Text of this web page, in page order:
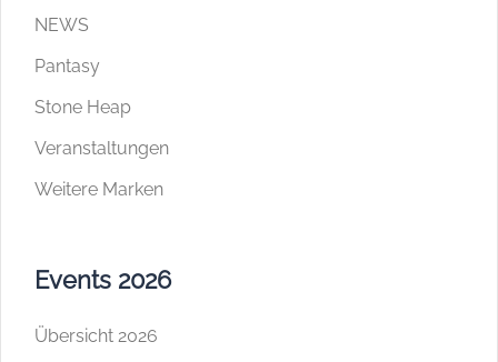
NEWS
Pantasy
Stone Heap
Veranstaltungen
Weitere Marken
Events 2026
Übersicht 2026